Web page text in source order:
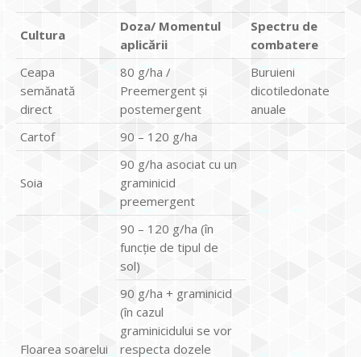
Cultura
Doza/ Momentul
aplicării
Spectru de
combatere
Ceapa
semănată
direct
80 g/ha /
Preemergent şi
postemergent
Buruieni
dicotiledonate
anuale
Cartof
90 – 120 g/ha
Soia
90 g/ha asociat cu un
graminicid
preemergent
Floarea soarelui
90 – 120 g/ha (în
funcţie de tipul de
sol)
90 g/ha + graminicid
(în cazul
graminicidului se vor
respecta dozele